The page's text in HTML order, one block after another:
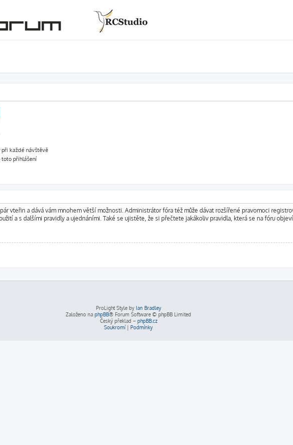
každé návštěvě
přihlášení
vteřin a dává vám mnohem větší možnosti. Administrátor fóra též může dávat rozšířené pravomoci
a s dalšími pravidly a ujednáními. Také se ujistěte, že si přečtete jakákoliv pravidla, která se na fóru objeví.
ProLight Style by Ian Bradley
Založeno na phpBB® Forum Software © phpBB Limited
Český překlad – phpBB.cz
Soukromí| Podmínky